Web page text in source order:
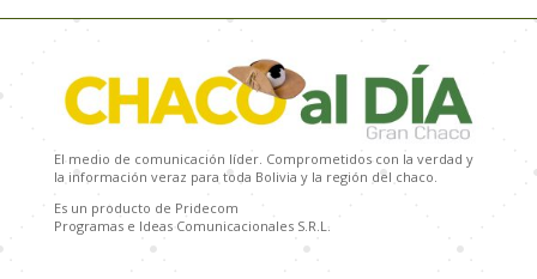
El medio de comunicación líder. Comprometidos con la verdad y
la información veraz para toda Bolivia y la región del chaco.
Es un producto de Pridecom
Programas e Ideas Comunicacionales S.R.L.